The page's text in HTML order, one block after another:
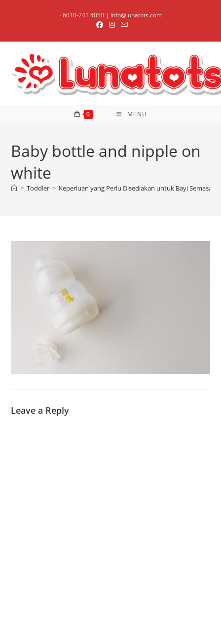
+6010-241 4050 | info@lunatots.com
0 MENU
Baby bottle and nipple on
white
> Toddler > Keperluan yang Perlu Disediakan untuk Bayi Semasa
Leave a Reply